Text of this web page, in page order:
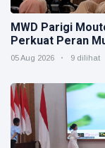
MWD Parigi
Perkuat Peran
Keluarga
05 Aug 2026 9 dilihat